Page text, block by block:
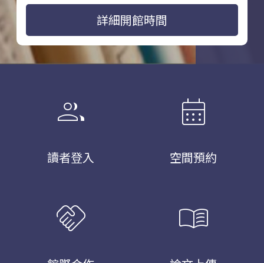
詳細開館時間
group
讀者登入
calendar_month
空間預約
handshake menu_book